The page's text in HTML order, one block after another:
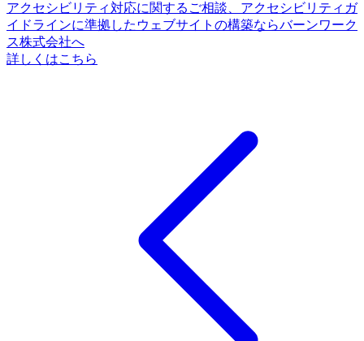
アクセシビリティ対応に関するご相談、アクセシビリティガ
イドラインに準拠したウェブサイトの構築ならバーンワーク
ス株式会社へ
詳しくはこちら